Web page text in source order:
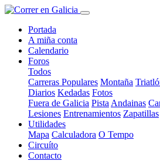
Portada
A miña conta
Calendario
Foros
Todos
Carreras Populares Montaña
Diarios Kedadas Fotos
Fuera de Galicia Pista Andainas
Lesiones Entrenamientos Zapatillas
Utilidades
Mapa Calculadora O Tempo
Circuíto
Contacto